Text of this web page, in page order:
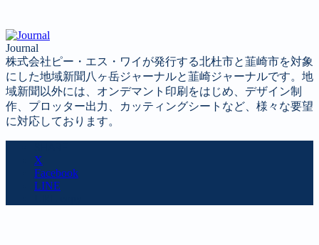
Journal
株式会社ピー・エス・ワイが発行する北杜市と韮崎市を対象
にした地域新聞八ヶ岳ジャーナルと韮崎ジャーナルです。地
域新聞以外には、オンデマント印刷をはじめ、デザイン制
作、プロッター出力、カッティングシートなど、様々な要望
に対応しております。
X
Facebook
LINE